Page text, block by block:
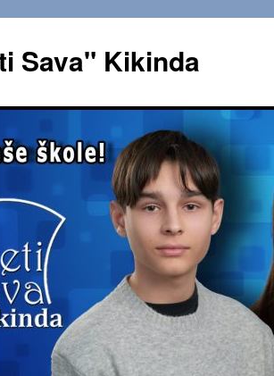
Sava" Kikinda